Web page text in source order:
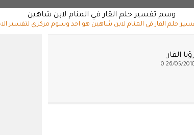
وسم تفسير حلم القار في المنام لابن شاهين
حلم القار في المنام لابن شاهين هو احد وسوم مركزي لتفسير
القار
26/05/
0